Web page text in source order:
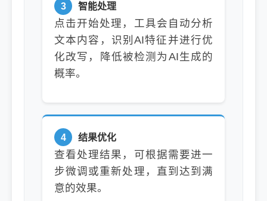
3 智能处理
点击开始处理，工具会自动分析
文本内容，识别AI特征并进行优
化改写，降低被检测为AI生成的
概率。
4 结果优化
查看处理结果，可根据需要进一
步微调或重新处理，直到达到满
意的效果。